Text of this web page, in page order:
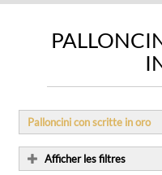
Afficher les filtres
Palloncini con scritte in oro